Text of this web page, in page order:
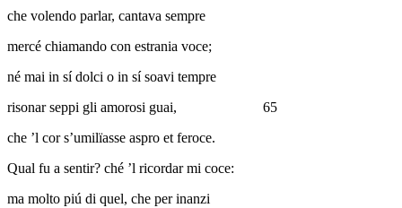
che volendo parlar, cantava sempre
mercé chiamando con estrania voce;
né mai in sí dolci o in sí soavi tempre
risonar seppi gli amorosi guai, 65
che ’l cor s’umilïasse aspro et feroce.
Qual fu a sentir? ché ’l ricordar mi coce:
ma molto piú di quel, che per inanzi